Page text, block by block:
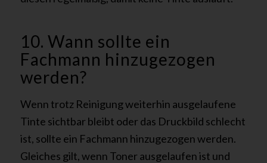
10. Wann sollte ein
Fachmann hinzugezogen
werden?
Wenn trotz Reinigung weiterhin ausgelaufene
Tinte sichtbar bleibt oder das Druckbild schlecht
ist, sollte ein Fachmann hinzugezogen werden.
Gleiches gilt, wenn Toner ausgelaufen ist und